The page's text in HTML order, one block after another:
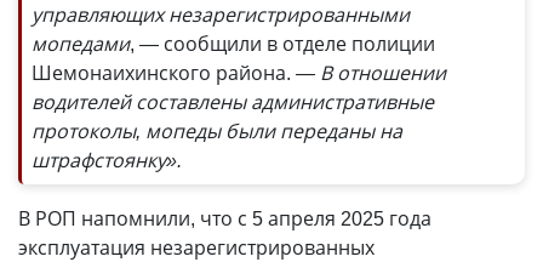
управляющих незарегистрированными
мопедами, — сообщили в отделе полиции
Шемонаихинского района. — В отношении
водителей составлены административные
протоколы, мопеды были переданы на
штрафстоянку».
В РОП напомнили, что с 5 апреля 2025 года
эксплуатация незарегистрированных